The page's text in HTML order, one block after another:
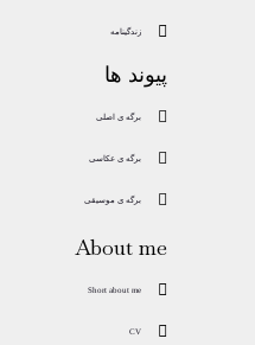
زندگینامه
پیوند ها
برگه ی اصلی
برگه ی عکاسی
برگه ی موسیقی
About me
Short about me
CV